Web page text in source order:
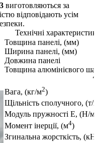
виготовляються за
відповідають усім
Технічні
Товщина панелі, (мм)
Ширина панелі, (мм)
Довжина панелі
Товщина алюмінієвого
Вага, (кг/м2)
Щільність сполучного, (т/м
Модуль пружності Е, (Н/
Момент інерції, (м4)
Згинальна жорсткість,